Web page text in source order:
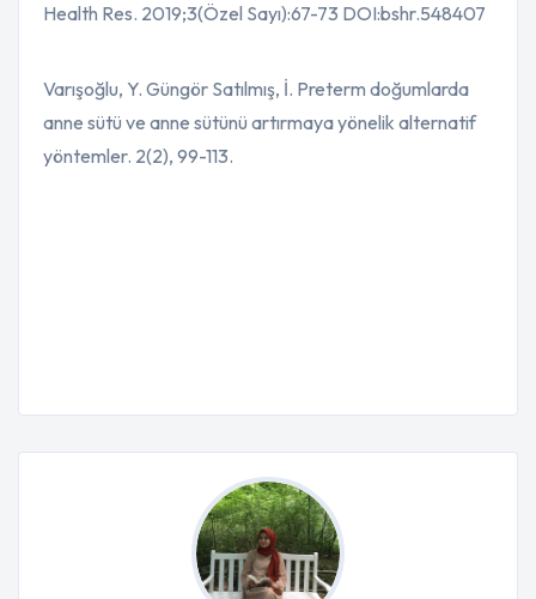
Health Res. 2019;3(Özel Sayı):67-73 DOI:bshr.548407
Varışoğlu, Y. Güngör Satılmış, İ. Preterm doğumlarda
anne sütü ve anne sütünü artırmaya yönelik alternatif
yöntemler. 2(2), 99-113.